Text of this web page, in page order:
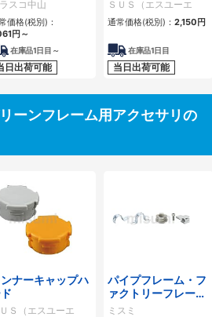
スコ中山
価格(税別)：
円 ～
在庫品1日目～
日出荷可能
ＳＵＳ（エスユーエ
ス）
通常価格(税別)： 2,150円
在庫品1日目
当日出荷可能
ーンフレーム用アクセサリの
ナーキャップハ
Ｓ（エスユーエ
パイプフレーム・フ
ァクトリーフレーム
用アクセサリ部品
ミスミ